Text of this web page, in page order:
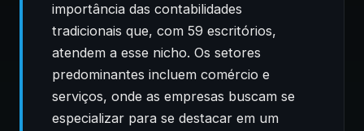
importância das contabilidades
tradicionais que, com 59 escritórios,
atendem a esse nicho. Os setores
predominantes incluem comércio e
serviços, onde as empresas buscam se
especializar para se destacar em um